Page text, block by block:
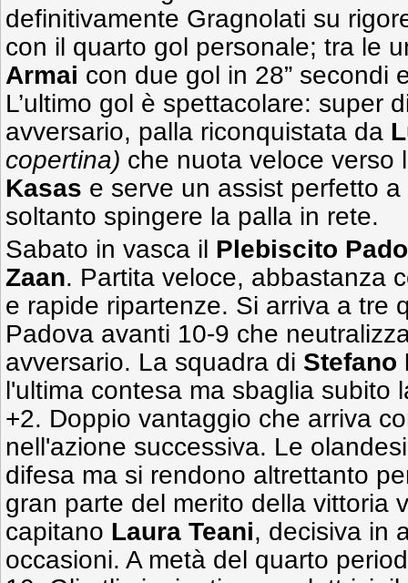
definitivamente Gragnolati su
con il quarto gol personale; tra le
Armai con due gol in 28” secondi
L’ultimo gol è spettacolare: super
avversario, palla riconquistata da
copertina) che nuota veloce verso
Kasas e serve un assist perfetto a
soltanto spingere la palla in rete.
Sabato in vasca il Plebiscito
Zaan. Partita veloce, abbastanza
e rapide ripartenze. Si arriva a tre
Padova avanti 10-9 che
avversario. La squadra di Stefano
l'ultima contesa ma sbaglia subito
+2. Doppio vantaggio che arriva
nell'azione successiva. Le
difesa ma si rendono altrettanto
gran parte del merito della vittoria
capitano Laura Teani, decisiva in
occasioni. A metà del quarto